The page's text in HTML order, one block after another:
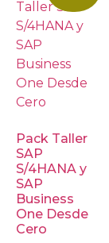
Pack Taller
SAP
S/4HANA y
SAP
Business
One Desde
Cero